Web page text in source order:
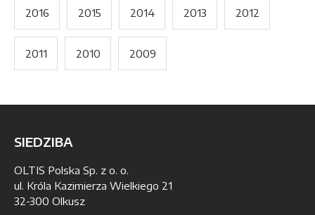
2016 2015 2014 2013 2012
2011 2010 2009
SIEDZIBA
OLTIS Polska Sp. z o. o.
ul. Króla Kazimierza Wielkiego 21
32-300 Olkusz